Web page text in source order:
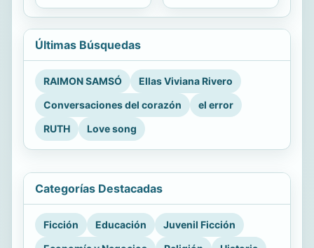
Últimas Búsquedas
RAIMON SAMSÓ
Ellas Viviana Rivero
Conversaciones del corazón
el error
RUTH
Love song
Categorías Destacadas
Ficción Educación
Juvenil Ficción